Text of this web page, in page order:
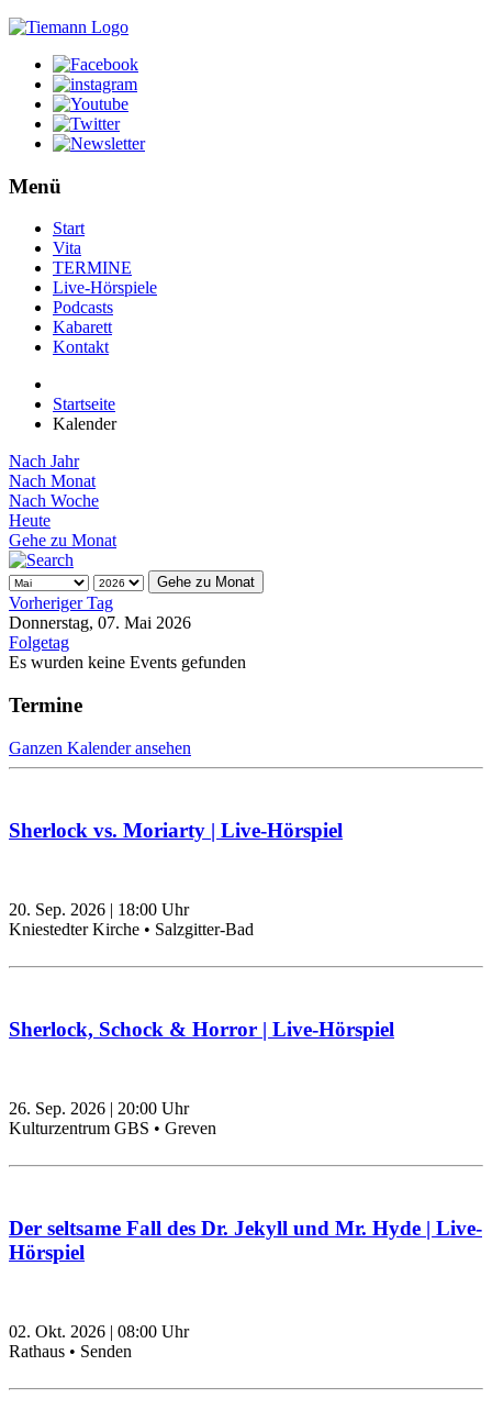
Menü
Start
Vita
TERMINE
Live-Hörspiele
Podcasts
Kabarett
Kontakt
Startseite
Kalender
Nach Jahr
Nach Monat
Nach Woche
Heute
Gehe zu Monat
Gehe zu Monat
Vorheriger Tag
Donnerstag, 07. Mai 2026
Folgetag
Es wurden keine Events gefunden
Termine
Ganzen Kalender ansehen
Sherlock vs. Moriarty | Live-Hörspiel
20. Sep. 2026 | 18:00 Uhr
Kniestedter Kirche • Salzgitter-Bad
Sherlock, Schock & Horror | Live-Hörspiel
26. Sep. 2026 | 20:00 Uhr
Kulturzentrum GBS • Greven
Der seltsame Fall des Dr. Jekyll und Mr. Hyde | Live-
Hörspiel
02. Okt. 2026 | 08:00 Uhr
Rathaus • Senden